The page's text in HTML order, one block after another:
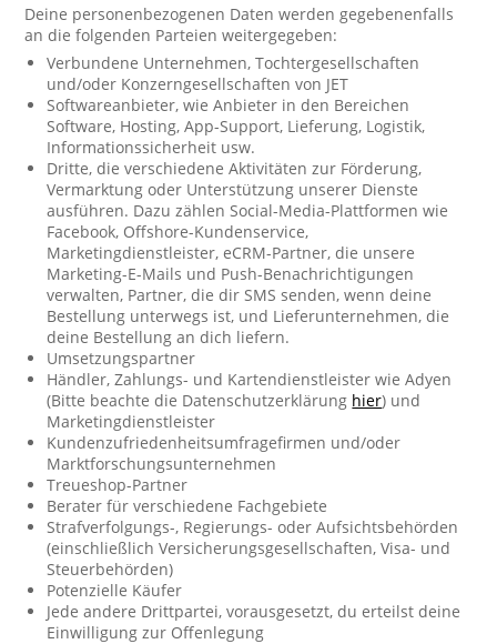
Deine personenbezogenen Daten werden gegebenenfalls
an die folgenden Parteien weitergegeben:
Verbundene Unternehmen, Tochtergesellschaften
und/oder Konzerngesellschaften von JET
Softwareanbieter, wie Anbieter in den Bereichen
Software, Hosting, App-Support, Lieferung, Logistik,
Informationssicherheit usw.
Dritte, die verschiedene Aktivitäten zur Förderung,
Vermarktung oder Unterstützung unserer Dienste
ausführen. Dazu zählen Social-Media-Plattformen wie
Facebook, Offshore-Kundenservice,
Marketingdienstleister, eCRM-Partner, die unsere
Marketing-E-Mails und Push-Benachrichtigungen
verwalten, Partner, die dir SMS senden, wenn deine
Bestellung unterwegs ist, und Lieferunternehmen, die
deine Bestellung an dich liefern.
Umsetzungspartner
Händler, Zahlungs- und Kartendienstleister wie Adyen
(Bitte beachte die Datenschutzerklärung hier) und
Marketingdienstleister
Kundenzufriedenheitsumfragefirmen und/oder
Marktforschungsunternehmen
Treueshop-Partner
Berater für verschiedene Fachgebiete
Strafverfolgungs-, Regierungs- oder Aufsichtsbehörden
(einschließlich Versicherungsgesellschaften, Visa- und
Steuerbehörden)
Potenzielle Käufer
Jede andere Drittpartei, vorausgesetzt, du erteilst deine
Einwilligung zur Offenlegung